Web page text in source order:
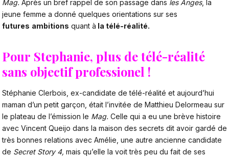
Mag. Après un bref rappel de son passage dans les Anges, la
jeune femme a donné quelques orientations sur ses
futures ambitions quant à la télé-réalité.
Pour Stephanie, plus de télé-réalité
sans objectif professionel !
Stéphanie Clerbois, ex-candidate de télé-réalité et aujourd’hui
maman d’un petit garçon, était l’invitée de Matthieu Delormeau sur
le plateau de l’émission le Mag. Celle qui a eu une brève histoire
avec Vincent Queijo dans la maison des secrets dit avoir gardé de
très bonnes relations avec Amélie, une autre ancienne candidate
de Secret Story 4, mais qu’elle la voit très peu du fait de ses